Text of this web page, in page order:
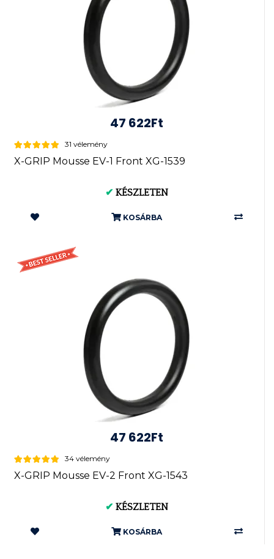
47 622Ft
31 vélemény
X-GRIP Mousse EV-1 Front XG-1539
✔ KÉSZLETEN
KOSÁRBA
47 622Ft
34 vélemény
X-GRIP Mousse EV-2 Front XG-1543
✔ KÉSZLETEN
KOSÁRBA